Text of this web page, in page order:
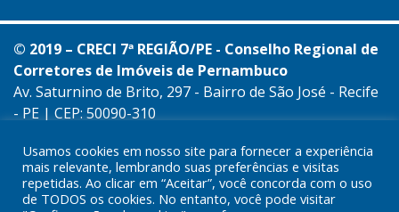
© 2019 – CRECI 7ª REGIÃO/PE - Conselho Regional de
Corretores de Imóveis de Pernambuco
Av. Saturnino de Brito, 297 - Bairro de São José - Recife
- PE | CEP: 50090-310
Horário de expediente: de segunda à sexta das 8h às
17h
CNPJ: 11.005.444/0001-36
Usamos cookies em nosso site para fornecer a experiência
mais relevante, lembrando suas preferências e visitas
repetidas. Ao clicar em “Aceitar”, você concorda com o uso
de TODOS os cookies. No entanto, você pode visitar